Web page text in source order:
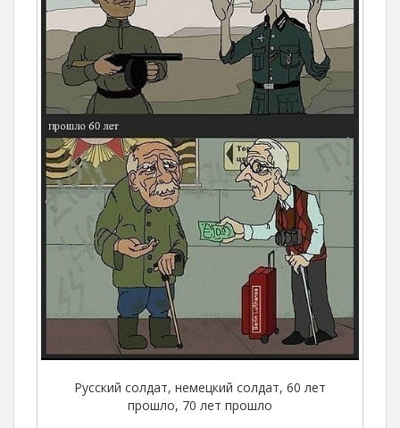
Русский солдат, немецкий солдат, 60 лет
прошло, 70 лет прошло